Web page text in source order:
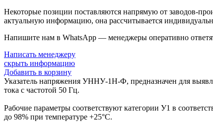
Некоторые позиции поставляются напрямую от заводов-
актуальную информацию, она рассчитывается
Напишите нам в WhatsApp — менеджеры оперативно
Написать менеджеру
скрыть информацию
Добавить в корзину
Указатель напряжения УННУ-1Н-Ф, предназначен для
тока с частотой 50 Гц.
Рабочие параметры соответствуют категории У1 в
до 98% при температуре +25°С.